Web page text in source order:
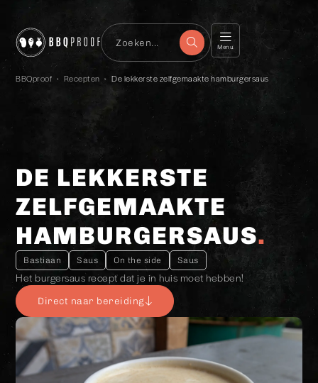
Menu
BBQproof › Recepten › De lekkerste zelfgemaakte hamburgersaus
DE LEKKERSTE
ZELFGEMAAKTE
HAMBURGERSAUS
Bastiaan Saus On the side Saus
Het burgersaus recept dat je in huis moet hebben!
Direct naar bereiding